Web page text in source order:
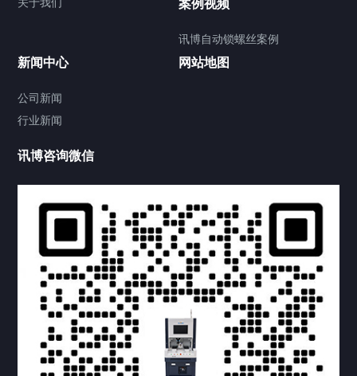
案例视频
讯博自动锁螺丝案例
新闻中心
公司新闻
行业新闻
网站地图
讯博咨询微信